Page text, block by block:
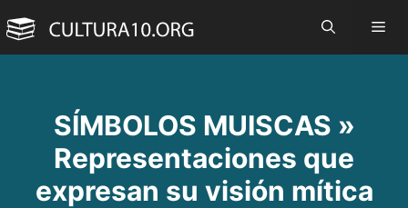
Saltar
al
SÍMBOLOS MUISCAS »
Representaciones que
expresan su visión mítica